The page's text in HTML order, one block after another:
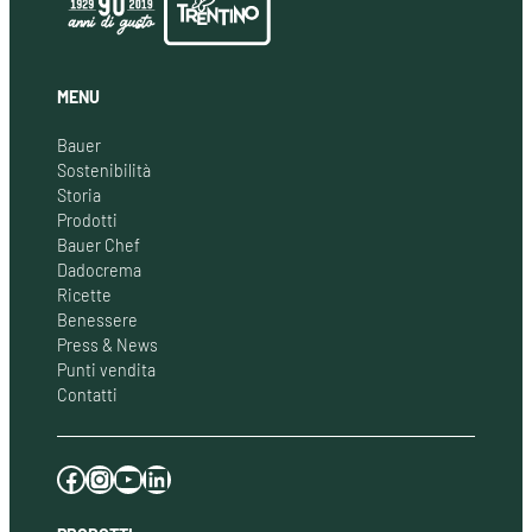
MENU
Bauer
Sostenibilità
Storia
Prodotti
Bauer Chef
Dadocrema
Ricette
Benessere
Press & News
Punti vendita
Contatti
Facebook Instagram YouTube LinkedIn